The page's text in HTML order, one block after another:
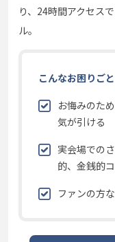
り、24時間アクセス
ル。
こんなお困りご
お悔みのた
気が引ける
実会場での
的、金銭的
ファンの方